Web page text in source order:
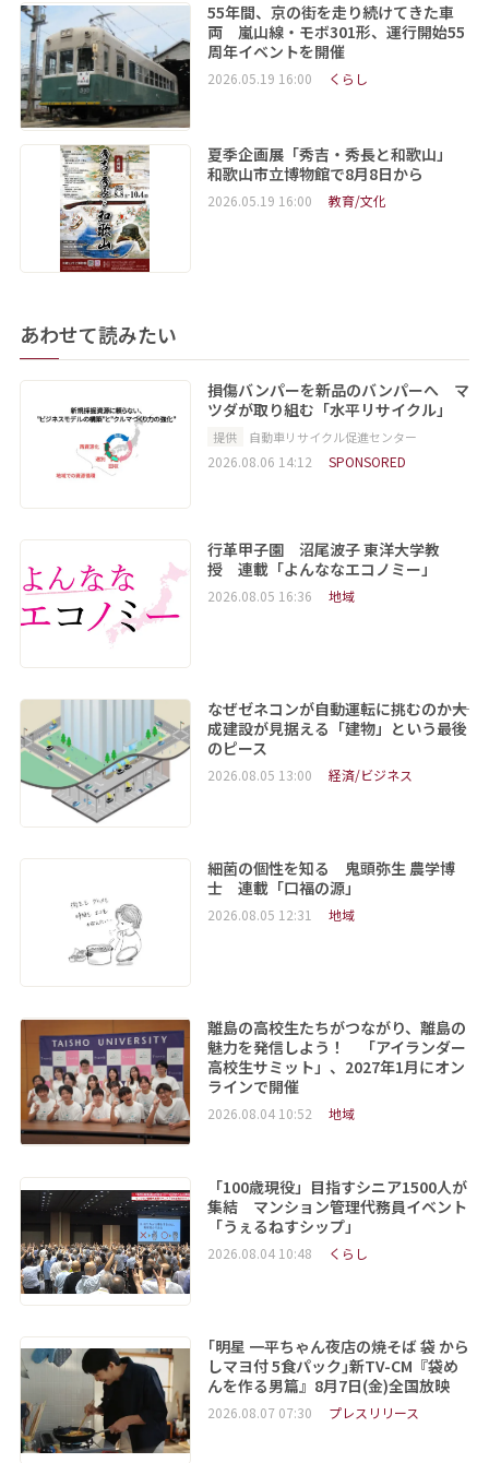
55年間、京の街を走り続けてきた車
両 嵐山線・モボ301形、運行開始55
周年イベントを開催
2026.05.19 16:00 くらし
夏季企画展「秀吉・秀長と和歌山」
和歌山市立博物館で8月8日から
2026.05.19 16:00 教育/文化
あわせて読みたい
損傷バンパーを新品のバンパーへ マ
ツダが取り組む「水平リサイクル」
提供 自動車リサイクル促進センター
2026.08.06 14:12 SPONSORED
行革甲子園 沼尾波子 東洋大学教
授 連載「よんななエコノミー」
2026.08.05 16:36 地域
なぜゼネコンが自動運転に挑むのか――大
成建設が見据える「建物」という最後
のピース
2026.08.05 13:00 経済/ビジネス
細菌の個性を知る 鬼頭弥生 農学博
士 連載「口福の源」
2026.08.05 12:31 地域
離島の高校生たちがつながり、離島の
魅力を発信しよう！ 「アイランダー
高校生サミット」、2027年1月にオン
ラインで開催
2026.08.04 10:52 地域
「100歳現役」目指すシニア1500人が
集結 マンション管理代務員イベント
「うぇるねすシップ」
2026.08.04 10:48 くらし
｢明星 一平ちゃん夜店の焼そば 袋 から
しマヨ付 5食パック｣新TV-CM『袋め
んを作る男篇』8月7日(金)全国放映
2026.08.07 07:30 プレスリリース